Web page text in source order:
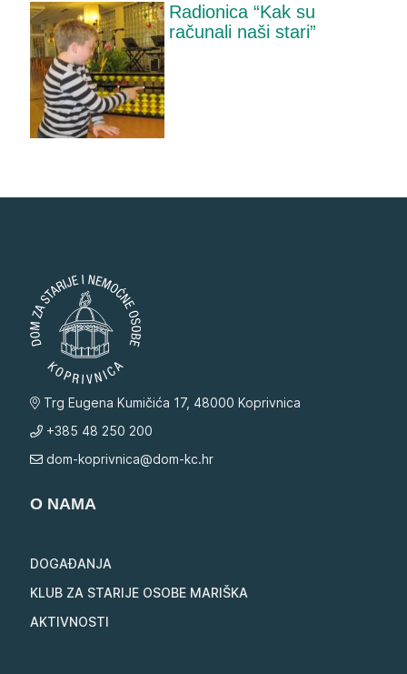
Radionica “Kak su
računali naši stari”
Trg Eugena Kumičića 17, 48000 Koprivnica
+385 48 250 200
dom-koprivnica@dom-kc.hr
O NAMA
DOGAĐANJA
KLUB ZA STARIJE OSOBE MARIŠKA
AKTIVNOSTI